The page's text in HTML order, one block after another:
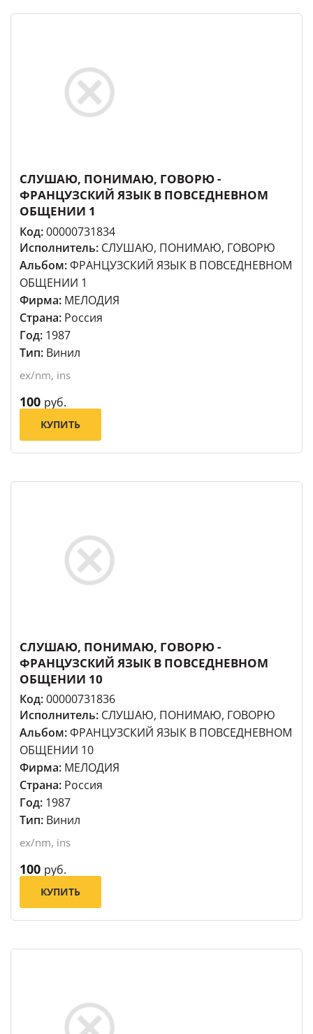
СЛУШАЮ, ПОНИМАЮ, ГОВОРЮ -
ФРАНЦУЗСКИЙ ЯЗЫК В ПОВСЕДНЕВНОМ
ОБЩЕНИИ 1
Код:00000731834
Исполнитель: СЛУШАЮ, ПОНИМАЮ, ГОВОРЮ
Альбом:ФРАНЦУЗСКИЙ ЯЗЫК В ПОВСЕДНЕВНОМ
ОБЩЕНИИ 1
Фирма: МЕЛОДИЯ
Страна: Россия
Год: 1987
Тип: Винил
ex/nm, ins
100 руб.
КУПИТЬ
СЛУШАЮ, ПОНИМАЮ, ГОВОРЮ -
ФРАНЦУЗСКИЙ ЯЗЫК В ПОВСЕДНЕВНОМ
ОБЩЕНИИ 10
Код:00000731836
Исполнитель: СЛУШАЮ, ПОНИМАЮ, ГОВОРЮ
Альбом:ФРАНЦУЗСКИЙ ЯЗЫК В ПОВСЕДНЕВНОМ
ОБЩЕНИИ 10
Фирма: МЕЛОДИЯ
Страна: Россия
Год: 1987
Тип: Винил
ex/nm, ins
100 руб.
КУПИТЬ